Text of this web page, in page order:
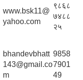
www.bsk11@
yahoo.com
९८६८
७४८८
२५
bhandevbhatt
143@gmail.co
m
9858
7901
49